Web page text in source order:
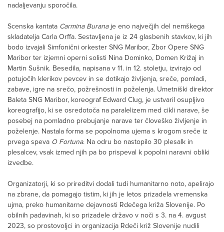
nadaljevanju sporočila.
Scenska kantata Carmina Buranaje eno največjih del nemškega
skladatelja Carla Orffa. Sestavljena je iz 24 glasbenih stavkov, ki jih
bodo izvajali Simfonični orkester SNG Maribor, Zbor Opere SNG
Maribor ter izjemni operni solisti Nina Dominko, Domen Križaj in
Martin Sušnik. Besedila, napisana v 11. in 12. stoletju, izvirajo od
potujočih klerikov pevcev in se dotikajo življenja, sreče, pomladi,
zabave, igre na srečo, požrešnosti in poželenja. Umetniški direktor
Baleta SNG Maribor, koreograf Edward Clug, je ustvaril osupljivo
koreografijo, ki se osredotoča na paralelizem med cikli narave, še
posebej na pomladno prebujanje narave ter človeško življenje in
poželenje. Nastala forma se popolnoma ujema s krogom sreče iz
prvega speva O Fortuna. Na odru bo nastopilo 30 plesalk in
plesalcev, vsak izmed njih pa bo prispeval k popolni naravni obliki
izvedbe.
Organizatorji, ki so prireditvi dodali tudi humanitarno noto, apelirajo
na zbrane, da pomagajo tistim, ki jih je letos prizadela vremenska
ujma, preko humanitarne dejavnosti Rdečega križa Slovenije. Po
obilnih padavinah, ki so prizadele državo v noči s 3. na 4. avgust
2023, so prostovoljci in organizacija Rdeči križ Slovenije nudili